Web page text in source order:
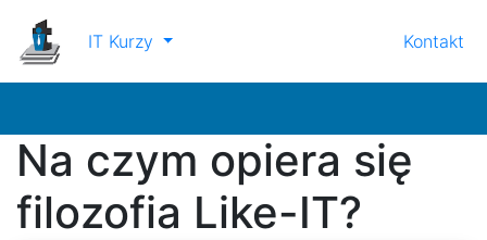
IT Kurzy Kontakt
Na czym opiera się
filozofia Like-IT?